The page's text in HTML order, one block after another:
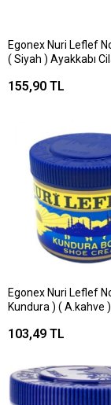
Egonex Nuri Leflef
( Siyah ) Ayakkabı
155,90 TL
Egonex Nuri Leflef
Kundura ) ( A.kahve
103,49 TL